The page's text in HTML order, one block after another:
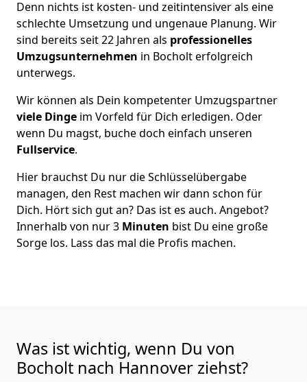
Denn nichts ist kosten- und zeitintensiver als eine
schlechte Umsetzung und ungenaue Planung. Wir
sind bereits seit 22 Jahren als professionelles
Umzugsunternehmen in Bocholt erfolgreich
unterwegs.
Wir können als Dein kompetenter Umzugspartner
viele Dinge im Vorfeld für Dich erledigen. Oder
wenn Du magst, buche doch einfach unseren
Fullservice.
Hier brauchst Du nur die Schlüsselübergabe
managen, den Rest machen wir dann schon für
Dich. Hört sich gut an? Das ist es auch. Angebot?
Innerhalb von nur 3 Minuten bist Du eine große
Sorge los. Lass das mal die Profis machen.
Was ist wichtig, wenn Du von
Bocholt nach Hannover ziehst?